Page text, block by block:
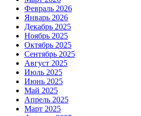
Февраль 2026
Январь 2026
Декабрь 2025
Ноябрь 2025
Октябрь 2025
Сентябрь 2025
Август 2025
Июль 2025
Июнь 2025
Май 2025
Апрель 2025
Март 2025